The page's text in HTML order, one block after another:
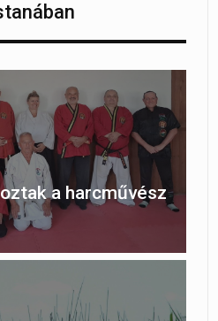
a harcművész